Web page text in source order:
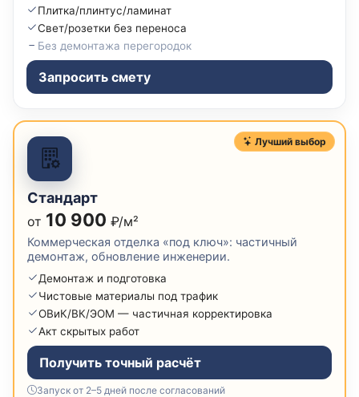
Плитка/плинтус/ламинат
Свет/розетки без переноса
Без демонтажа перегородок
Запросить смету
Лучший выбор
Стандарт
от 10 900 ₽/м²
Коммерческая отделка «под ключ»: частичный
демонтаж, обновление инженерии.
Демонтаж и подготовка
Чистовые материалы под трафик
ОВиК/ВК/ЭОМ — частичная корректировка
Акт скрытых работ
Получить точный расчёт
Запуск от 2–5 дней после согласований